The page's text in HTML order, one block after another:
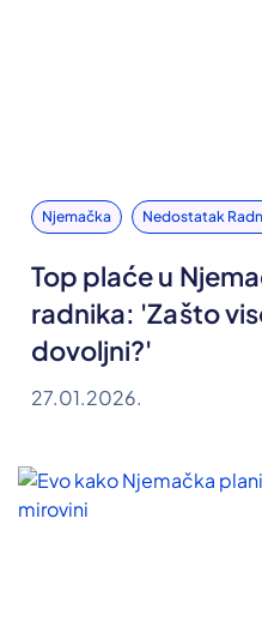
Njemačka Nedostatak
Top plaće u
radnika: 'Zašto
dovoljni?'
27.01.2026.